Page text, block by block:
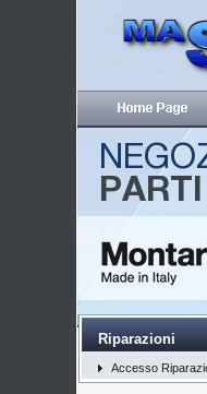
Riparazioni
Accesso